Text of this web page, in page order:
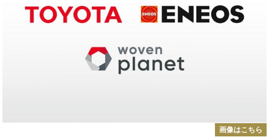
画像はこちら